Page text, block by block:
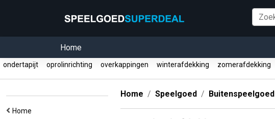
Home
ondertapijt oprolinrichting overkappingen winterafdekking zomerafdekking
Home
Home Speelgoed Buitenspeelgoed